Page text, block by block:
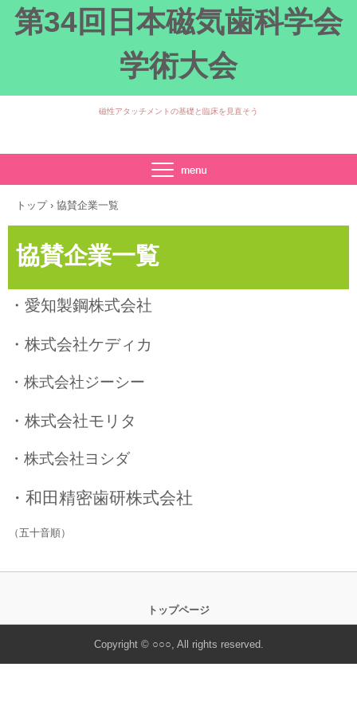
第34回日本磁気歯科学会
学術大会
磁性アタッチメントの基礎と臨床を見直そう
トップ › 協賛企業一覧
協賛企業一覧
・愛知製鋼株式会社
・株式会社ケディカ
・株式会社ジーシー
・株式会社モリタ
・株式会社ヨシダ
・和田精密歯研株式会社
（五十音順）
トップページ
Copyright © ○○○, All rights reserved.